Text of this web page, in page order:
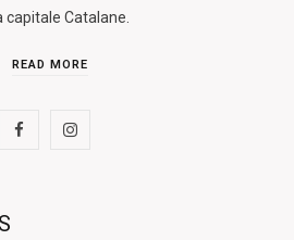
capitale Catalane.
READ MORE
I